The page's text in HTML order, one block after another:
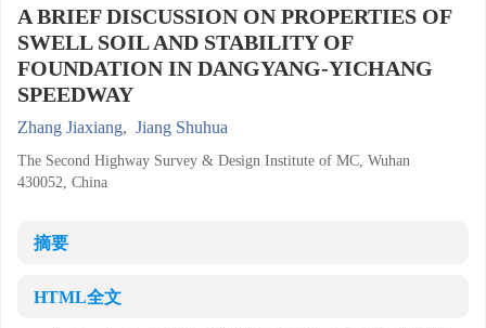
A BRIEF DISCUSSION ON PROPERTIES OF
SWELL SOIL AND STABILITY OF
FOUNDATION IN DANGYANG-YICHANG
SPEEDWAY
Zhang Jiaxiang, Jiang Shuhua
The Second Highway Survey & Design Institute of MC, Wuhan
430052, China
摘要
HTML全文